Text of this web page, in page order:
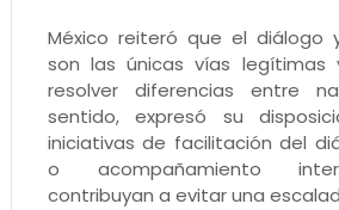
México reiteró que el diálogo
son las únicas vías legítimas
resolver diferencias entre
sentido, expresó su
iniciativas de facilitación del
o acompañamiento
contribuyan a evitar una